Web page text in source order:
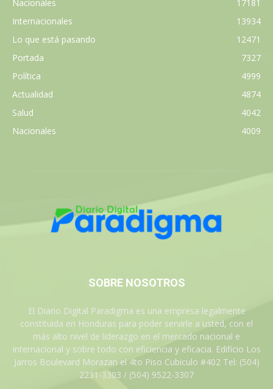
Nacionales
17181
Internacionales
13934
Lo que está pasando
12471
Portada
7327
Política
4999
Actualidad
4874
Salud
4042
Nacionales
4009
SOBRE NOSOTROS
El Diario Digital Paradigma es una empresa legalmente
constituida en Honduras para poder servirle a usted, con el
más alto nivel de liderazgo en el mercado nacional e
internacional y sobre todo con eficiencia y eficacia. Edificio Los
Jarros Boulevard Morazan el 4to Piso Cubiculo #402 Tel: (504)
2231-3303 / (504) 9522-3307